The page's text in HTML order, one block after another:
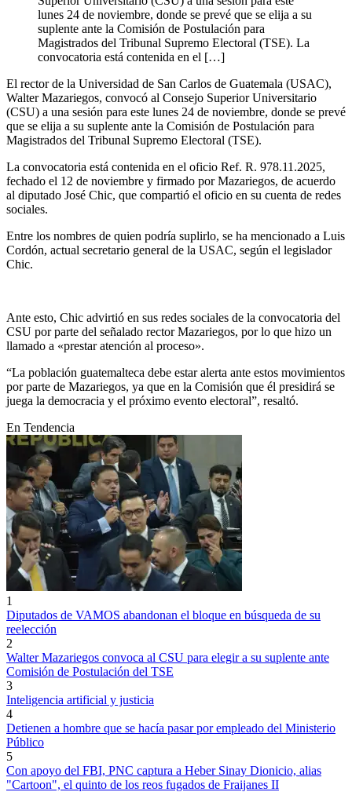
lunes 24 de noviembre, donde se prevé que se elija a su
suplente ante la Comisión de Postulación para
Magistrados del Tribunal Supremo Electoral (TSE). La
convocatoria está contenida en el […]
El rector de la Universidad de San Carlos de Guatemala (USAC),
Walter Mazariegos, convocó al Consejo Superior Universitario
(CSU) a una sesión para este lunes 24 de noviembre, donde se prevé
que se elija a su suplente ante la Comisión de Postulación para
Magistrados del Tribunal Supremo Electoral (TSE).
La convocatoria está contenida en el oficio Ref. R. 978.11.2025,
fechado el 12 de noviembre y firmado por Mazariegos, de acuerdo
al diputado José Chic, que compartió el oficio en su cuenta de redes
sociales.
Entre los nombres de quien podría suplirlo, se ha mencionado a Luis
Cordón, actual secretario general de la USAC, según el legislador
Chic.
Ante esto, Chic advirtió en sus redes sociales de la convocatoria del
CSU por parte del señalado rector Mazariegos, por lo que hizo un
llamado a «prestar atención al proceso».
“La población guatemalteca debe estar alerta ante estos movimientos
por parte de Mazariegos, ya que en la Comisión que él presidirá se
juega la democracia y el próximo evento electoral”, resaltó.
En Tendencia
1
Diputados de VAMOS abandonan el bloque en búsqueda de su
reelección
2
Walter Mazariegos convoca al CSU para elegir a su suplente ante
Comisión de Postulación del TSE
3
Inteligencia artificial y justicia
4
Detienen a hombre que se hacía pasar por empleado del Ministerio
Público
5
Con apoyo del FBI, PNC captura a Heber Sinay Dionicio, alias
"Cartoon", el quinto de los reos fugados de Fraijanes II